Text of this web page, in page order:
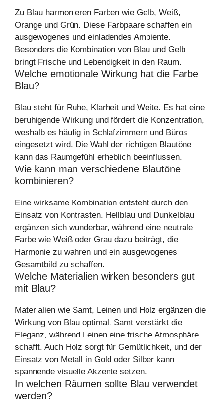
Zu Blau harmonieren Farben wie Gelb, Weiß,
Orange und Grün. Diese Farbpaare schaffen ein
ausgewogenes und einladendes Ambiente.
Besonders die Kombination von Blau und Gelb
bringt Frische und Lebendigkeit in den Raum.
Welche emotionale Wirkung hat die Farbe
Blau?
Blau steht für Ruhe, Klarheit und Weite. Es hat eine
beruhigende Wirkung und fördert die Konzentration,
weshalb es häufig in Schlafzimmern und Büros
eingesetzt wird. Die Wahl der richtigen Blautöne
kann das Raumgefühl erheblich beeinflussen.
Wie kann man verschiedene Blautöne
kombinieren?
Eine wirksame Kombination entsteht durch den
Einsatz von Kontrasten. Hellblau und Dunkelblau
ergänzen sich wunderbar, während eine neutrale
Farbe wie Weiß oder Grau dazu beiträgt, die
Harmonie zu wahren und ein ausgewogenes
Gesamtbild zu schaffen.
Welche Materialien wirken besonders gut
mit Blau?
Materialien wie Samt, Leinen und Holz ergänzen die
Wirkung von Blau optimal. Samt verstärkt die
Eleganz, während Leinen eine frische Atmosphäre
schafft. Auch Holz sorgt für Gemütlichkeit, und der
Einsatz von Metall in Gold oder Silber kann
spannende visuelle Akzente setzen.
In welchen Räumen sollte Blau verwendet
werden?